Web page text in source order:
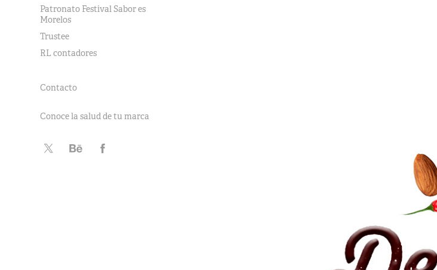
Patronato Festival Sabor es
Morelos
Trustee
RL contadores
Contacto
Conoce la salud de tu marca